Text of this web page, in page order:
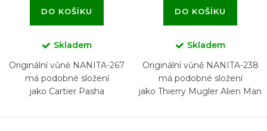
DO KOŠÍKU
Skladem
Originální vůně NANITA-267
má podobné složení
jako Cartier Pasha
DO KOŠÍKU
Skladem
Originální vůně NANITA-238
má podobné složení
jako Thierry Mugler Alien Man